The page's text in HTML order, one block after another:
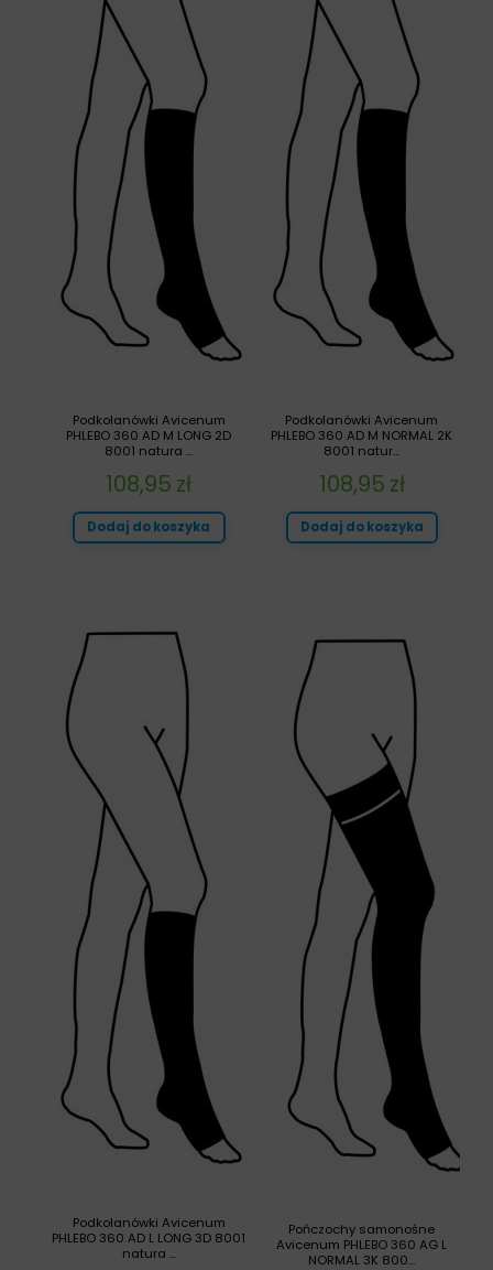
Podkolanówki Avicenum
PHLEBO 360 AD M NORMAL 2K
8001 natur...
108,95 zł
Dodaj do koszyka
Podkolanówki Avicenum
PHLEBO 360 AD M LONG 2D
8001 natura ...
108,95 zł
Dodaj do koszyka
Pończochy samonośne
Avicenum PHLEBO 360 AG L
NORMAL 3K 800...
Podkolanówki Avicenum
PHLEBO 360 AD L LONG 3D 8001
natura ...